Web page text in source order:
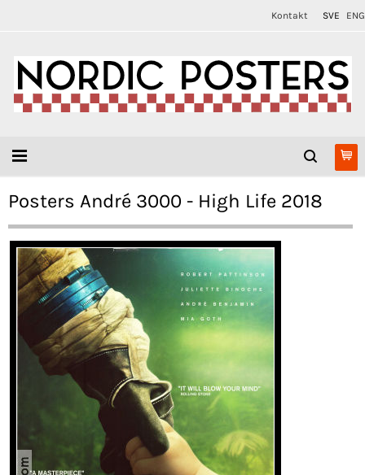
Kontakt SVE ENG
Posters André 3000 - High Life 2018